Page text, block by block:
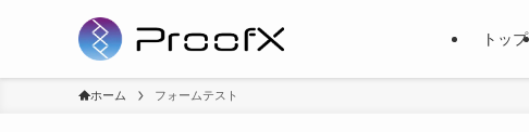
トップ
ホーム フォームテスト